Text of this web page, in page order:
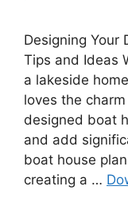
Designing Your
Tips and Ideas
a lakeside
loves the
designed boat
and add
boat house
creating a …